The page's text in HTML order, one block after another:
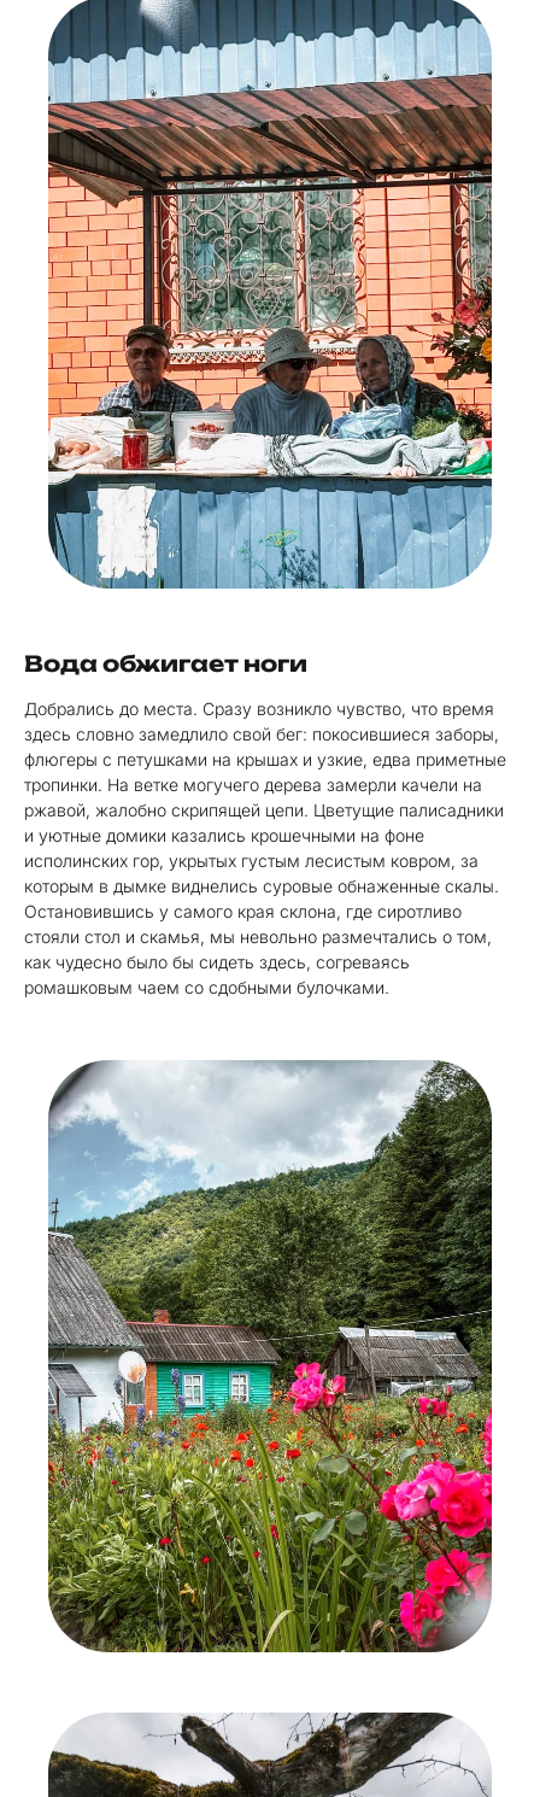
Вода обжигает ноги
Добрались до места. Сразу возникло чувство, что время
здесь словно замедлило свой бег: покосившиеся заборы,
флюгеры с петушками на крышах и узкие, едва приметные
тропинки. На ветке могучего дерева замерли качели на
ржавой, жалобно скрипящей цепи. Цветущие палисадники
и уютные домики казались крошечными на фоне
исполинских гор, укрытых густым лесистым ковром, за
которым в дымке виднелись суровые обнаженные скалы.
Остановившись у самого края склона, где сиротливо
стояли стол и скамья, мы невольно размечтались о том,
как чудесно было бы сидеть здесь, согреваясь
ромашковым чаем со сдобными булочками.